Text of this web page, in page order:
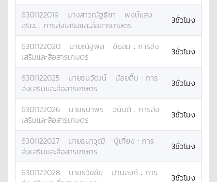
6301122019 นางสาวณัฐธิชา
พงษ์แสง
สุริยะ : การส่งเสริมและสื่อสารเกษตร 3ชั่วโมง
6301122020 นายณัฐพล ชัยสม : การส่ง
เสริมและสื่อสารเกษตร
3ชั่วโมง
6301122025 นายธนวัฒน์ น้อยติ๊บ : การ
ส่งเสริมและสื่อสารเกษตร
3ชั่วโมง
6301122026 นายธนาพร อนันต์ : การส่ง
เสริมและสื่อสารเกษตร
3ชั่วโมง
6301122027 นายธนาวุฒิ ปู่เที่ยง : การ
ส่งเสริมและสื่อสารเกษตร
3ชั่วโมง
6301122028 นายธวัชชัย ปานสงค์ : การ
3ชั่วโมง